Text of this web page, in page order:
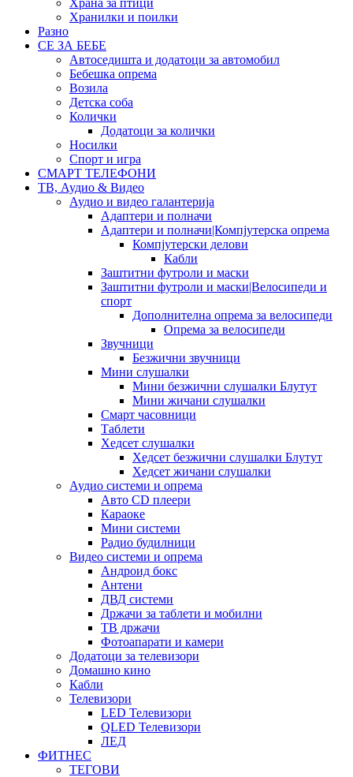
Хранилки и поилки
Разно
СЕ ЗА БЕБЕ
Автоседишта и додатоци за автомобил
Бебешка опрема
Возила
Детска соба
Колички
Додатоци за колички
Носилки
Спорт и игра
СМАРТ ТЕЛЕФОНИ
ТВ, Аудио & Видео
Аудио и видео галантерија
Адаптери и полначи
Адаптери и полначи|Компјутерска опрема
Компјутерски делови
Кабли
Заштитни футроли и маски
Заштитни футроли и маски|Велосипеди и
спорт
Дополнителна опрема за велосипеди
Опрема за велосипеди
Звучници
Безжични звучници
Мини слушалки
Мини безжични слушалки Блутут
Мини жичани слушалки
Смарт часовници
Таблети
Хедсет слушалки
Хедсет безжични слушалки Блутут
Хедсет жичани слушалки
Аудио системи и опрема
Авто CD плеери
Караоке
Мини системи
Радио будилници
Видео системи и опрема
Андроид бокс
Антени
ДВД системи
Држачи за таблети и мобилни
ТВ држачи
Фотоапарати и камери
Додатоци за телевизори
Домашно кино
Кабли
Телевизори
LED Телевизори
QLED Телевизори
ЛЕД
ФИТНЕС
ТЕГОВИ